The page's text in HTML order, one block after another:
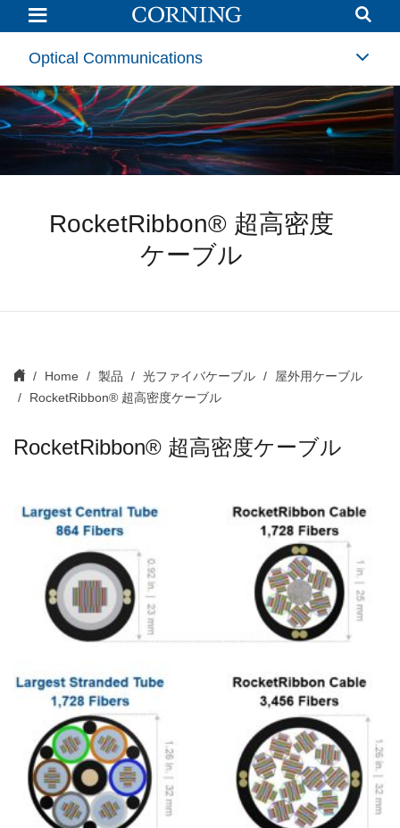
RocketRibbon™
高
ー
ブ
ル
Optical Communications
RocketRibbon® 超高密度
ケーブル
Home 製品 光ファイバケーブル
屋外用ケーブル
RocketRibbon® 超高密度ケーブル
RocketRibbon® 超高密度ケーブル